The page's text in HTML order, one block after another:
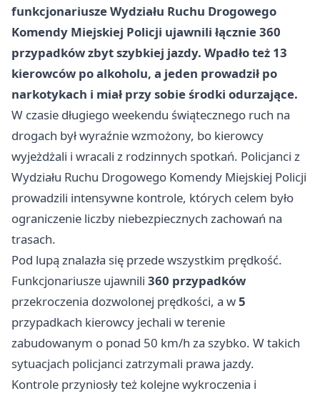
funkcjonariusze Wydziału Ruchu Drogowego
Komendy Miejskiej Policji ujawnili łącznie360
przypadkówzbyt szybkiej jazdy. Wpadło też 13
kierowców po alkoholu, a jeden prowadził po
narkotykach i miał przy sobie środki odurzające.
W czasie długiego weekendu świątecznego ruch na
drogach był wyraźnie wzmożony, bo kierowcy
wyjeżdżali i wracali z rodzinnych spotkań. Policjanci z
Wydziału Ruchu Drogowego Komendy Miejskiej Policji
prowadzili intensywne kontrole, których celem było
ograniczenie liczby niebezpiecznych zachowań na
trasach.
Pod lupą znalazła się przede wszystkim prędkość.
Funkcjonariusze ujawnili 360 przypadków
przekroczenia dozwolonej prędkości, a w5
przypadkach kierowcy jechali w terenie
zabudowanym o ponad 50 km/h za szybko. W takich
sytuacjach policjanci zatrzymali prawa jazdy.
Kontrole przyniosły też kolejne wykroczenia i